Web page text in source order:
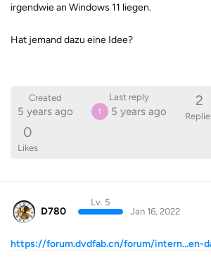
irgendwie an Windows 11 liegen.
Hat jemand dazu eine Idee?
Created
5 years ago
Last reply
T 5 years ago
2
0
Likes
D780
Lv. 5
Jan 16, 2022
https://forum.dvdfab.cn/forum/intern...en-